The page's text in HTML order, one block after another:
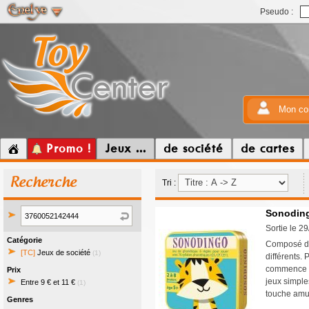
Pseudo :
Mon
Promo ! Jeux ... de société de cartes
Recherche
Catégorie
[TC] Jeux de société (1)
Prix
Entre 9 € et 11 € (1)
Genres
Tri :
Sortie le
Composé
différents.
commence
jeux
touche